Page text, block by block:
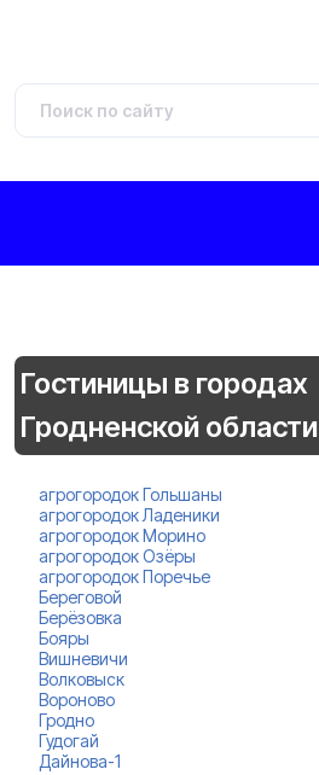
Гостиницы в городах
Гродненской области
агрогородок Гольшаны
агрогородок Ладеники
агрогородок Морино
агрогородок Озёры
агрогородок Поречье
Береговой
Берёзовка
Бояры
Вишневичи
Волковыск
Вороново
Гродно
Гудогай
Дайнова-1